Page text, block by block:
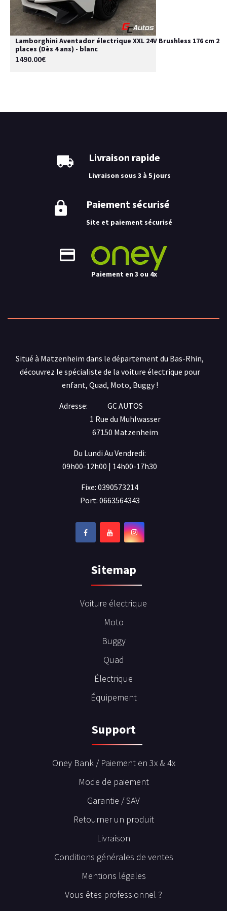
Lamborghini Aventador électrique XXL 24V Brushless 176 cm 2
places (Dès 4 ans) - blanc
1490.00€
Livraison rapide
Livraison sous 3 à 5 jours
Paiement sécurisé
Site et paiement sécurisé
Paiement en 3 ou 4x
Situé à Matzenheim dans le département du Bas-Rhin,
découvrez le spécialiste de la voiture électrique pour
enfant, Quad, Moto, Buggy !
Adresse:
GC AUTOS
1 Rue du Muhlwasser
67150 Matzenheim
Du Lundi Au Vendredi:
09h00-12h00 | 14h00-17h30
Fixe: 0390573214
Port: 0663564343
Sitemap
Voiture électrique
Moto
Buggy
Quad
Électrique
Équipement
Support
Oney Bank / Paiement en 3x & 4x
Mode de paiement
Garantie / SAV
Retourner un produit
Livraison
Conditions générales de ventes
Mentions légales
Vous êtes professionnel ?